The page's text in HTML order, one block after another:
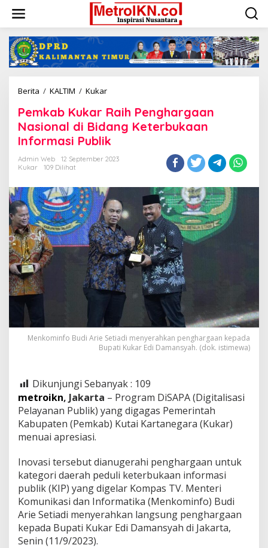
konten
Berita / KALTIM / KukarPemkab
Raih
Penghargaan
Nasional
di
Bidang
Publik
Pemkab Kukar Raih Penghargaan
Nasional di Bidang Keterbukaan
Informasi Publik
Admin Web
12 September 2023
Kukar
109 Dilihat
Menkominfo Budi Arie Setiadi menyerahkan penghargaan kepada
Bupati Kukar Edi Damansyah. (dok. istimewa)
Dikunjungi Sebanyak : 109
metroikn, Jakarta – Program DiSAPA (Digitalisasi
Pelayanan Publik) yang digagas Pemerintah
Kabupaten (Pemkab) Kutai Kartanegara (Kukar)
menuai apresiasi.
Inovasi tersebut dianugerahi penghargaan untuk
kategori daerah peduli keterbukaan informasi
publik (KIP) yang digelar Kompas TV. Menteri
Komunikasi dan Informatika (Menkominfo) Budi
Arie Setiadi menyerahkan langsung penghargaan
kepada Bupati Kukar Edi Damansyah di Jakarta,
Senin (11/9/2023).